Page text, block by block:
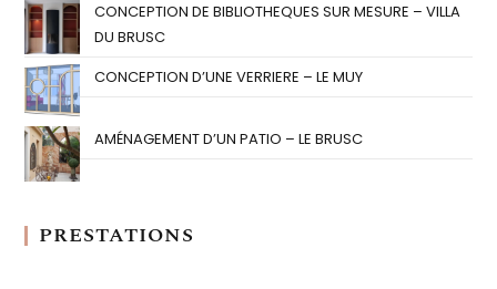
CONCEPTION DE BIBLIOTHEQUES SUR MESURE – VILLA
DU BRUSC
CONCEPTION D’UNE VERRIERE – LE MUY
AMÉNAGEMENT D’UN PATIO – LE BRUSC
PRESTATIONS